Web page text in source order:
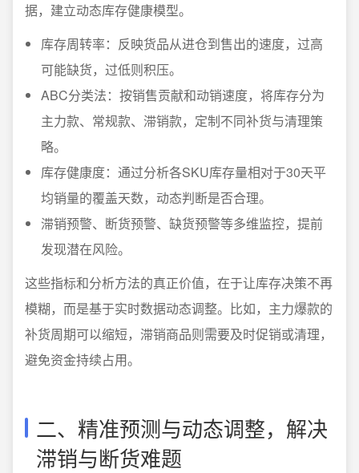
据，建立动态库存健康模型。
库存周转率：反映货品从进仓到售出的速度，过高
可能缺货，过低则积压。
ABC分类法：按销售贡献和动销速度，将库存分为
主力款、常规款、滞销款，定制不同补货与清理策
略。
库存健康度：通过分析各SKU库存量相对于30天平
均销量的覆盖天数，动态判断是否合理。
滞销预警、断货预警、缺货预警等多维监控，提前
发现潜在风险。
这些指标和分析方法的真正价值，在于让库存决策不再
模糊，而是基于实时数据动态调整。比如，主力爆款的
补货周期可以缩短，滞销商品则需要及时促销或清理，
避免资金持续占用。
二、精准预测与动态调整，解决
滞销与断货难题